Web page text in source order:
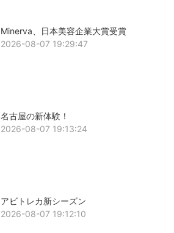
Minerva、日本美容企業大賞受賞
2026-08-07 19:29:47
名古屋の新体験！
2026-08-07 19:13:24
アビトレカ新シーズン
2026-08-07 19:12:10